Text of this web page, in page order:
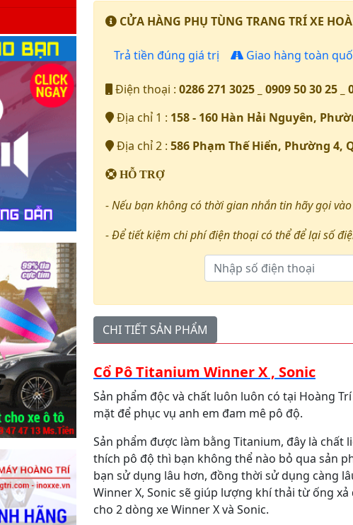
CỬA HÀNG PHỤ TÙNG TRANG TRÍ XE
Trả tiền đúng giá trị Giao hàng toàn
Điện thoại : 0286 271 3025 _ 0909 50 30 25 _
Địa chỉ 1 : 158 - 160 Hàn Hải Nguyên,
Địa chỉ 2 : 586 Phạm Thế Hiển, Phường 4,
HỖ TRỢ
- Nếu bạn không có thời gian nhắn tin hãy gọi
- Để tiết kiệm chi phí điện thoại có thể để lại số
CHI TIẾT SẢN PHẨM
Cổ Pô Titanium Winner X , Sonic
Sản phẩm độc và chất luôn luôn có tại Hoàng
mặt để phục vụ anh em đam mê pô độ.
Sản phẩm được làm bằng Titanium, đây là chất
thích pô độ thì bạn không thể nào bỏ qua sản
bạn sử dụng lâu hơn, đồng thời sử dụng càng
Winner X, Sonic sẽ giúp lượng khí thải từ ống
cho 2 dòng xe Winner X và Sonic.